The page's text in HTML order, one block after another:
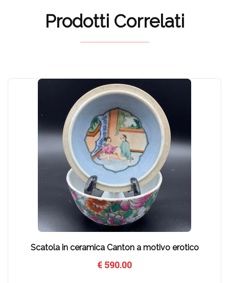
Prodotti Correlati
Scatola in ceramica Canton a motivo erotico
€ 590.00